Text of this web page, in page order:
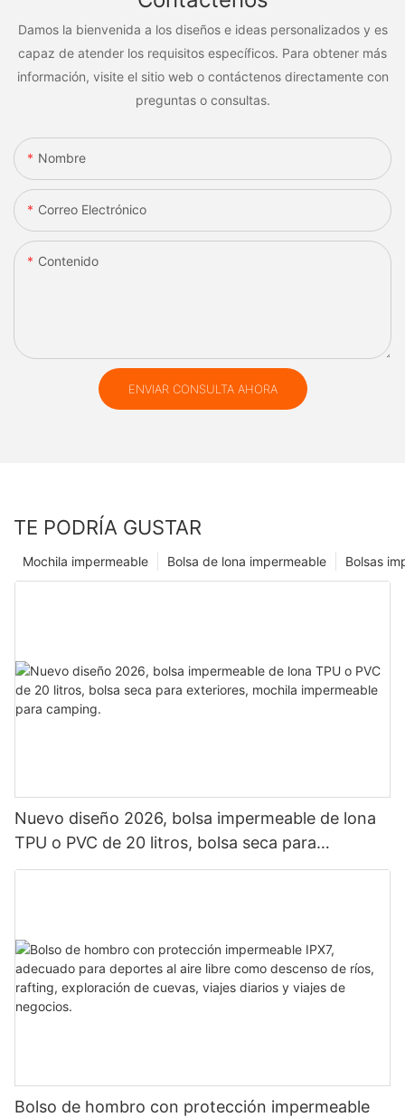
Damos la bienvenida a los diseños e ideas personalizados y es
capaz de atender los requisitos específicos. Para obtener más
información, visite el sitio web o contáctenos directamente con
preguntas o consultas.
Nombre
Correo Electrónico
Contenido
ENVIAR CONSULTA AHORA
TE PODRÍA GUSTAR
Bolsas
Bolsa de lona impermeable
Mochila impermeable
Nuevo diseño 2026, bolsa impermeable de lona
TPU o PVC de 20 litros, bolsa seca para
exteriores, mochila impermeable para camping.
Bolso de hombro con protección impermeable